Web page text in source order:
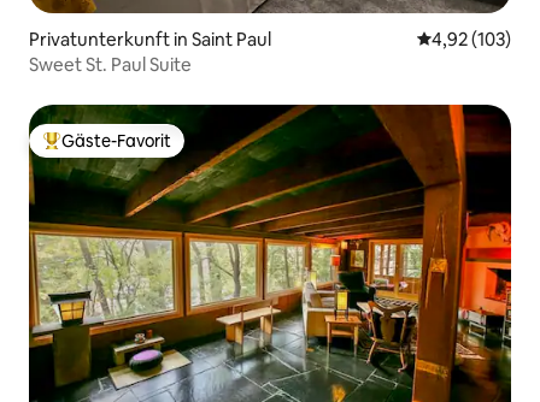
Privatunterkunft in Saint Paul
4,92 (103)
Sweet St. Paul Suite
Beliebter Gäste-Favorit.
Gäste-Favorit